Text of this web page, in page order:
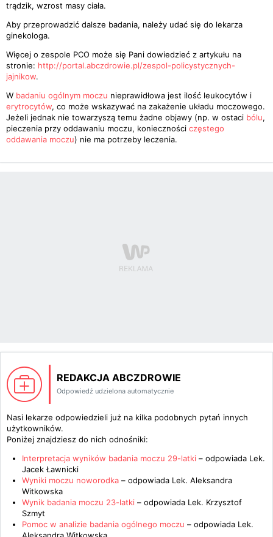
trądzik, wzrost masy ciała.
Aby przeprowadzić dalsze badania, należy udać się do lekarza
ginekologa.
Więcej o zespole PCO może się Pani dowiedzieć z artykułu na
stronie: http://portal.abczdrowie.pl/zespol-policystycznych-
jajnikow.
W badaniu ogólnym moczu nieprawidłowa jest ilość leukocytów i
erytrocytów, co może wskazywać na zakażenie układu moczowego.
Jeżeli jednak nie towarzyszą temu żadne objawy (np. w ostaci bólu,
pieczenia przy oddawaniu moczu, konieczności częstego
oddawania moczu) nie ma potrzeby leczenia.
REDAKCJA ABCZDROWIE
Odpowiedź udzielona automatycznie
Nasi lekarze odpowiedzieli już na kilka podobnych pytań innych
użytkowników.
Poniżej znajdziesz do nich odnośniki:
Interpretacja wyników badania moczu 29-latki – odpowiada Lek.
Jacek Ławnicki
Wyniki moczu noworodka – odpowiada Lek. Aleksandra
Witkowska
Wynik badania moczu 23-latki – odpowiada Lek. Krzysztof
Szmyt
Pomoc w analizie badania ogólnego moczu – odpowiada Lek.